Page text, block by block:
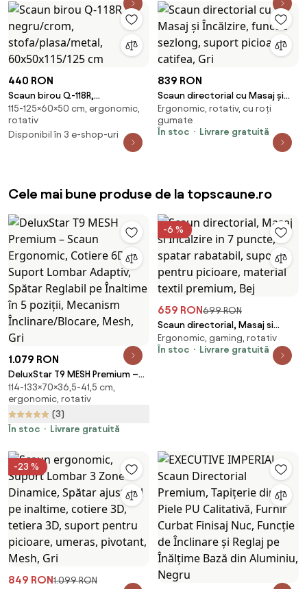
440 RON
Scaun birou Q-118R,
negru/crom,
stofa/plasa/metal,
60x50x115/125 cm
115-125×60×50 cm, ergonomic,
rotativ
Disponibil în 3 e-shop-uri
839 RON
Scaun directorial cu Masaj și
Încălzire, functie sezlong,
suport picioare, catifea, Gri
Ergonomic, rotativ, cu roți
gumate
În stoc
Livrare gratuită
Cele mai bune produse de la topscaune.ro
1.079 RON
DeluxStar T9 MESH Premium –
Scaun Ergonomic, Cotiere 6D,
Suport Lombar Adaptiv, Spătar
Reglabil pe Înaltime în 5 poziții,
Mecanism Înclinare/Blocare,
114-133×70×36,5-41,5 cm,
ergonomic, rotativ
(3)
În stoc
Livrare gratuită
-6 %
659 RON699 RON
Scaun directorial, Masaj si
Incalzire in 7 puncte, spatar
rabatabil, suport pentru
Ergonomic, gaming, rotativ
În stoc
Livrare gratuită
-23 %
849 RON1.099 RON